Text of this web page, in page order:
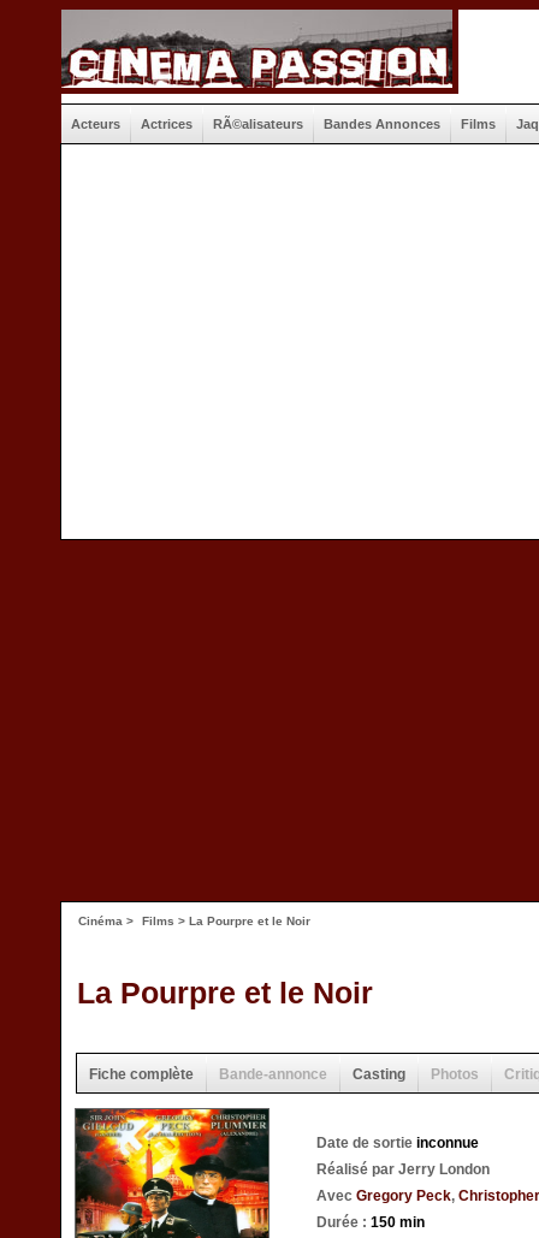
Acteurs Actrices RÃ©alisateurs Bandes Annonces Films
Cinéma > Films > La Pourpre et le Noir
La Pourpre et le Noir
Fiche complète Bande-annonce Casting Photos
Date de sortie inconnue
Réalisé par Jerry London
Avec Gregory Peck,
Durée : 150 min